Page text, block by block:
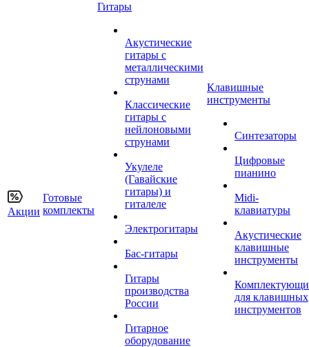
Акции
Готовые
комплекты
Гитары
Акустические
гитары с
металлическими
струнами
Классические
гитары с
нейлоновыми
струнами
Укулеле
(Гавайские
гитары) и
гиталеле
Электрогитары
Бас-гитары
Гитары
производства
России
Гитарное
оборудование
Клавишные
инструменты
Синтезаторы
Цифровые
пианино
Midi-
клавиатуры
Акустические
клавишные
инструменты
для клавишных
инструментов